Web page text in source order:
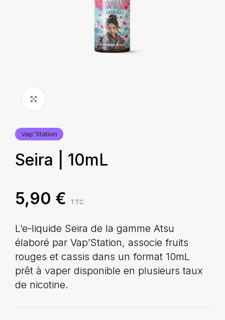
Vap'Station
Seira | 10mL
5,90 € TTC
L’e-liquide Seira de la gamme Atsu
élaboré par Vap’Station, associe fruits
rouges et cassis dans un format 10mL
prêt à vaper disponible en plusieurs taux
de nicotine.